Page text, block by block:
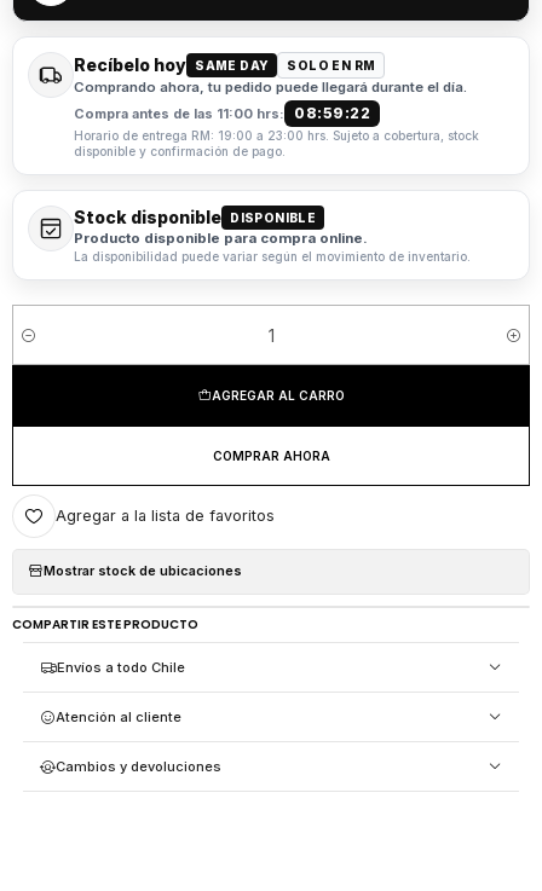
Recíbelo hoy SAME DAY SOLO EN RM
Comprando ahora, tu pedido puede llegará durante el día.
Compra antes de las 11:00 hrs:
08:59:22
Horario de entrega RM: 19:00 a 23:00 hrs. Sujeto a cobertura, stock
disponible y confirmación de pago.
Stock disponible DISPONIBLE
Producto disponible para compra online.
La disponibilidad puede variar según el movimiento de inventario.
Cantidad
AGREGAR AL CARRO
COMPRAR AHORA
Agregar a la lista de favoritos
Mostrar stock de ubicaciones
COMPARTIR ESTE PRODUCTO
Envíos a todo Chile
Atención al cliente
Cambios y devoluciones